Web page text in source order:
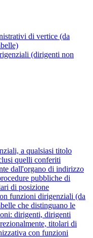
di vertice (da
(dirigenti non
a qualsiasi titolo
quelli conferiti
dall'organo di indirizzo
pubbliche di
di posizione
funzioni dirigenziali (da
che distinguano le
dirigenti, dirigenti
titolari di
con funzioni